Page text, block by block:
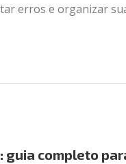
erros e organizar
guia completo